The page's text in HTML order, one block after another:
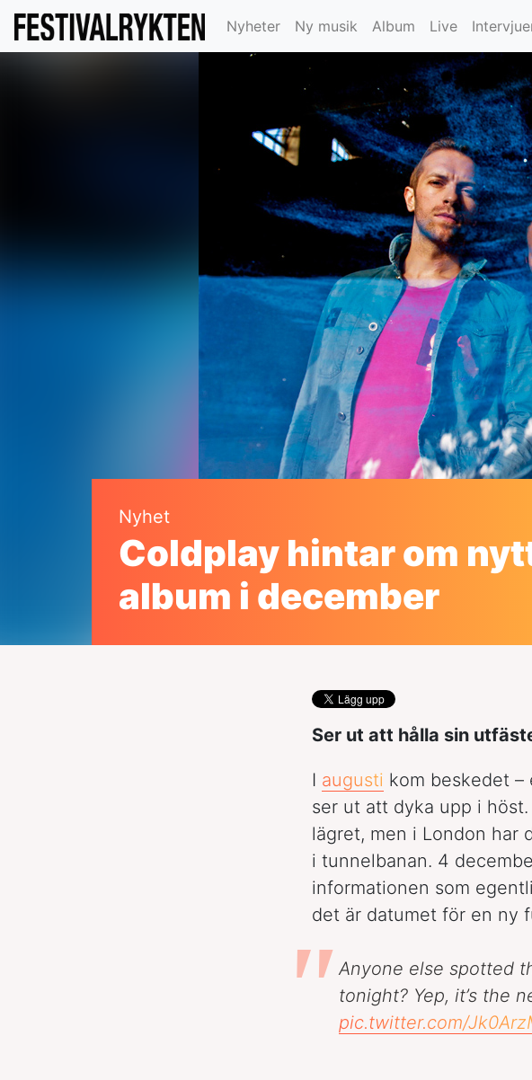
Nyheter Ny musik Album Live
Nyhet
Coldplay hintar om
album i december
Ser ut att hålla sin
I augusti kom beskedet –
ser ut att dyka upp i
lägret, men i London har
i tunnelbanan. 4
informationen som
det är datumet för en ny
Anyone else spotted
tonight? Yep, it’s the
pic.twitter.com/